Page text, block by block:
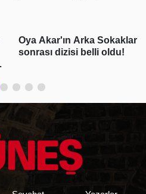
Oya Akar'ın Arka Sokaklar
sonrası dizisi belli oldu!